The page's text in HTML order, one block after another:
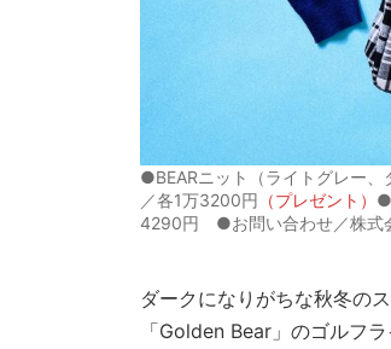
●BEARニット（ライトグレー
／各1万3200円 （プレゼント） ●
4290円 ●お問い合わせ／株
ダークになりがちな秋冬の
「Golden Bear」のゴルフ